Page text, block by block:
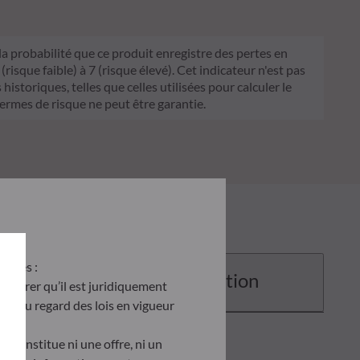
probabilité que ce produit enregistre des pertes en
faible) à 7 (risque élevé). Cet indicateur n'est pas
telles que celles utilisées pour calculer le
de risque ne peut être garantie.
Documentation
:
qu’il est juridiquement
au regard des lois en vigueur
constitue ni une offre, ni un